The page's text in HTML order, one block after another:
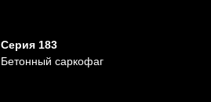
Серия 183
Бетонный саркофаг